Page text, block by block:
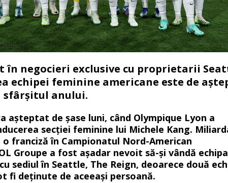
în negocieri exclusive cu proprietarii
echipei feminine americane este de
sfârșitul anului.
așteptat de șase luni, când Olympique Lyon a
secției feminine lui Michele Kang.
franciză în Campionatul Nord-American
Groupe a fost așadar nevoit să-și vândă echipa
sediul în Seattle, The Reign, deoarece două
fi deținute de aceeași persoană.